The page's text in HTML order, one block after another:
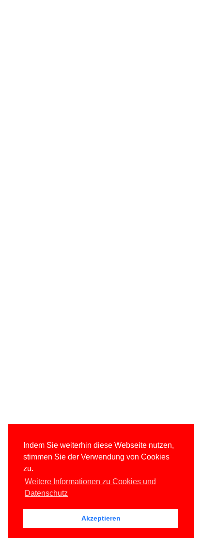
Indem Sie weiterhin diese Webseite nutzen,
stimmen Sie der Verwendung von Cookies
zu.
Weitere Informationen zu Cookies und
Datenschutz
Akzeptieren